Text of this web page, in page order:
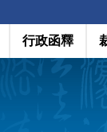
行政函釋